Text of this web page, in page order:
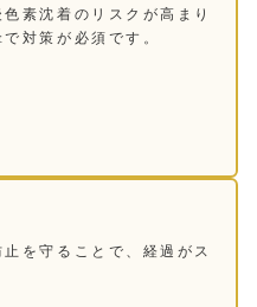
素沈着のリスクが高まり
対策が必須です。
を守ることで、経過がス